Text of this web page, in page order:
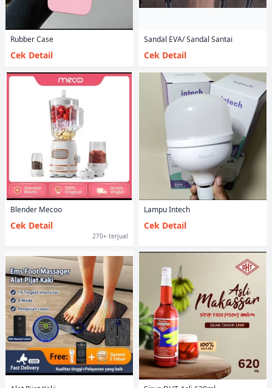
Rubber Case
Cek Detail
Sandal EVA/ Sandal Santai
Cek Detail
Blender Mecoo
Cek Detail
270+ terjual
Lampu Intech
Cek Detail